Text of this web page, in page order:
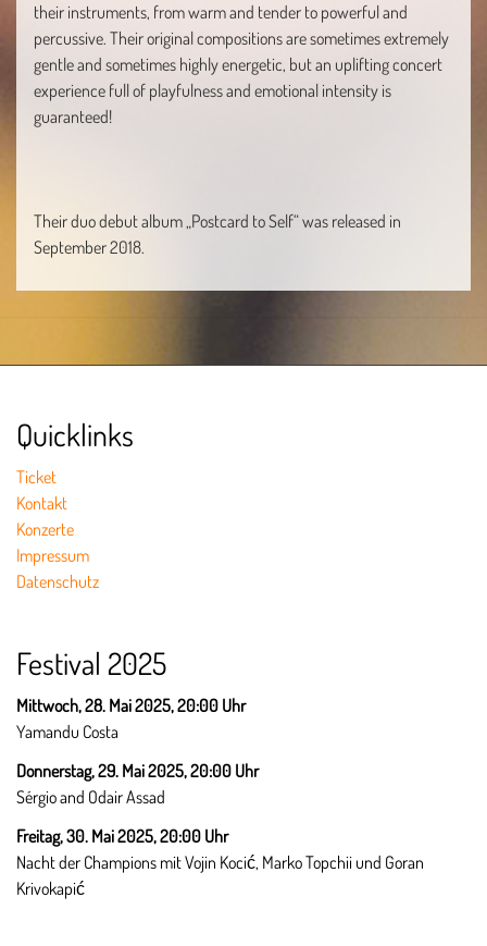
their instruments, from warm and tender to powerful and
percussive. Their original compositions are sometimes extremely
gentle and sometimes highly energetic, but an uplifting concert
experience full of playfulness and emotional intensity is
guaranteed!
Their duo debut album „Postcard to Self“ was released in
September 2018.
Quicklinks
Ticket
Kontakt
Konzerte
Impressum
Datenschutz
Festival 2025
Mittwoch, 28. Mai 2025, 20:00 Uhr
Yamandu Costa
Donnerstag, 29. Mai 2025,20:00 Uhr
Sérgio and Odair Assad
Freitag, 30. Mai 2025,20:00 Uhr
Nacht der Champions mit Vojin Kocić, Marko Topchii und Goran
Krivokapić